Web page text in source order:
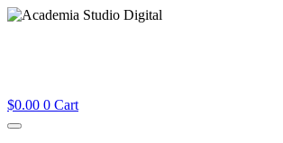
$0.00 0 Cart